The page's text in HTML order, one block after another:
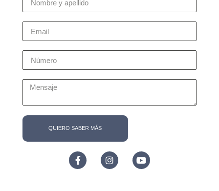
QUIERO SABER MÁS